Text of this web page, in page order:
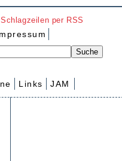
Schlagzeilen per RSS
Links JAM